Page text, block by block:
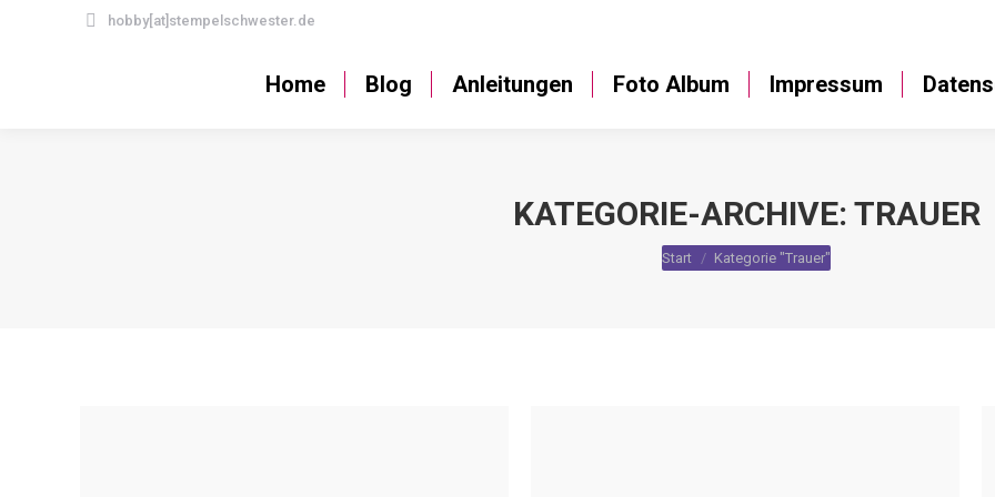
hobby[at]stempelschwester.de
Home Blog Anleitungen Foto Album Impressum
KATEGORIE-ARCHIVE: TRAUER
Sie befinden sich hier:
Start Kategorie "Trauer"